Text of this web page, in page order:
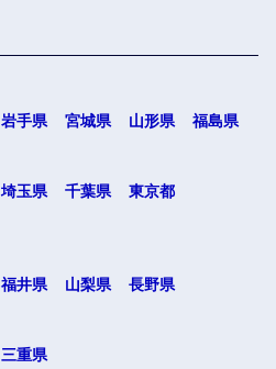
岩手県 宮城県 山形県 福島県
埼玉県 千葉県
東京都
福井県 山梨県 長野県
三重県